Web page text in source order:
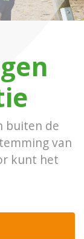
buiten de
van
kunt het